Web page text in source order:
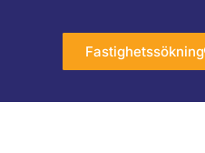
Fastighetssökning